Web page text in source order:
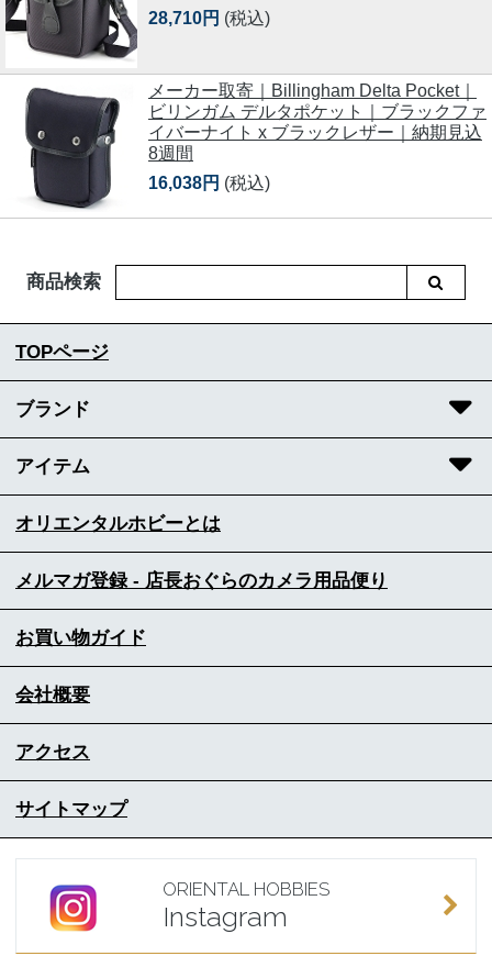
28,710円 (税込)
メーカー取寄｜Billingham Delta Pocket｜
ビリンガム デルタポケット｜ブラックファ
イバーナイト x ブラックレザー｜納期見込
8週間
16,038円 (税込)
商品検索
TOPページ
ブランド
アイテム
オリエンタルホビーとは
メルマガ登録 - 店長おぐらのカメラ用品便り
お買い物ガイド
会社概要
アクセス
サイトマップ
ORIENTAL HOBBIES
Instagram